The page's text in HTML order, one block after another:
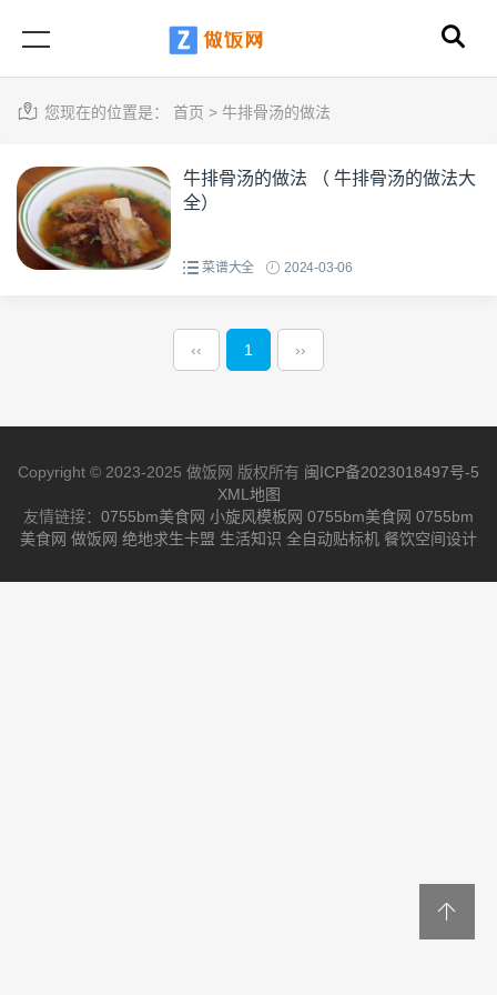
您现在的位置是： 首页 > 牛排骨汤的做法
牛排骨汤的做法 （ 牛排骨汤的做法大
全）
菜谱大全 2024-03-06
‹‹ 1 ››
Copyright © 2023-2025 做饭网 版权所有 闽ICP备2023018497号-5
XML地图
友情链接： 0755bm美食网 小旋风模板网 0755bm美食网 0755bm
美食网 做饭网 绝地求生卡盟 生活知识 全自动贴标机 餐饮空间设计